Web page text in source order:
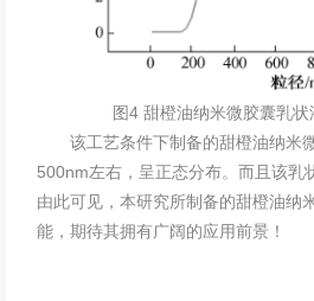
图4 甜橙油纳米微胶囊乳状
该工艺条件下制备的甜橙油纳米
500nm左右，呈正态分布。而且该乳
由此可见，本研究所制备的甜橙油纳
能，期待其拥有广阔的应用前景！